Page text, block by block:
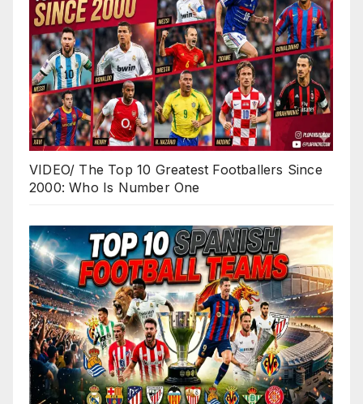
VIDEO/ The Top 10 Greatest Footballers Since
2000: Who Is Number One